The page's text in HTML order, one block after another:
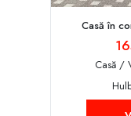
Casă în
Casă /